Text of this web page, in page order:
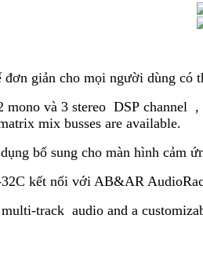
đơn giản cho mọi người dùng có
mono và 3 stereo DSP
mix busses are available.
bổ sung cho màn hình cảm
32C kết nối với AB&AR
track audio and a